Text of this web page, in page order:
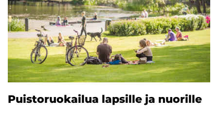
Puis­to­ruo­kai­lua lap­sil­le ja nuo­ril­le